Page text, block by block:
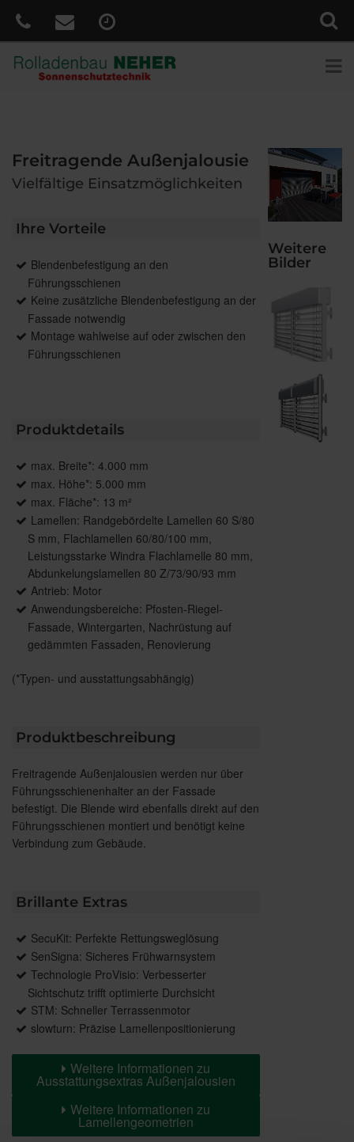
Freitragende Außenjalousie
Vielfältige Einsatzmöglichkeiten
Ihre Vorteile
Blendenbefestigung an den
Führungsschienen
Keine zusätzliche Blendenbefestigung an der
Fassade notwendig
Montage wahlweise auf oder zwischen den
Führungsschienen
Produktdetails
max. Breite*: 4.000 mm
max. Höhe*: 5.000 mm
max. Fläche*: 13 m²
Lamellen: Randgebördelte Lamellen 60 S/80
S mm, Flachlamellen 60/80/100 mm,
Leistungsstarke Windra Flachlamelle 80 mm,
Abdunkelungslamellen 80 Z/73/90/93 mm
Antrieb: Motor
Anwendungsbereiche: Pfosten-Riegel-
Fassade, Wintergarten, Nachrüstung auf
gedämmten Fassaden, Renovierung
(*Typen- und ausstattungsabhängig)
Produktbeschreibung
Freitragende Außenjalousien werden nur über
Führungsschienenhalter an der Fassade
befestigt. Die Blende wird ebenfalls direkt auf den
Führungsschienen montiert und benötigt keine
Verbindung zum Gebäude.
Brillante Extras
SecuKit: Perfekte Rettungsweglösung
SenSigna: Sicheres Frühwarnsystem
Technologie ProVisio: Verbesserter
Sichtschutz trifft optimierte Durchsicht
STM: Schneller Terrassenmotor
slowturn: Präzise Lamellenpositionierung
Weitere Informationen zu
Ausstattungsextras Außenjalousien
Weitere Informationen zu
Lamellengeometrien
Weitere
Bilder